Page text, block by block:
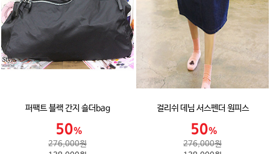
퍼팩트 블랙 간지 숄더bag
276,000원
걸리쉬 데님 서스펜더 원피스
276,000원